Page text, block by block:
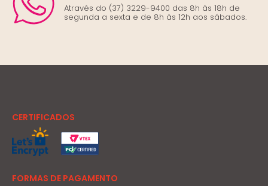
Através do (37) 3229-9400 das 8h às 18h de
segunda a sexta e de 8h às 12h aos sábados.
CERTIFICADOS
FORMAS DE PAGAMENTO